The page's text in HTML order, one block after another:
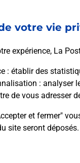
votre vie
expérience, La
: établir des
: analyser
de vous adresser
et fermer"
site seront
envoyer un colis
les solutions